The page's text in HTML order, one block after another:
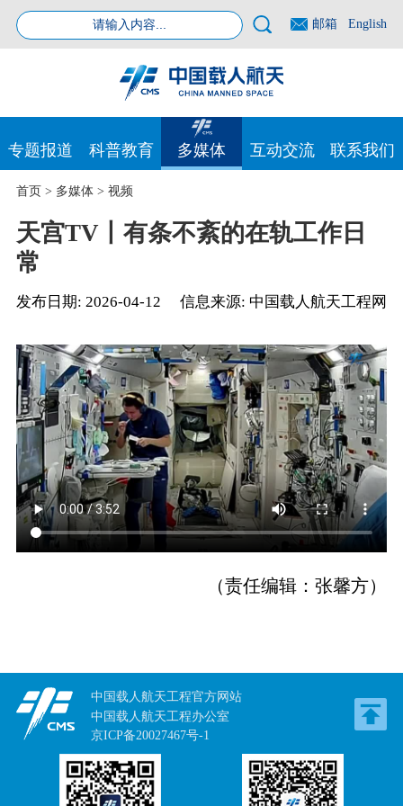
邮箱 English
专题报道 科普教育 多媒体 互动交流 联系我们
首页> 多媒体> 视频
天宫TV丨有条不紊的在轨工作日
常
发布日期: 2026-04-12 信息来源: 中国载人航天工程网
（责任编辑：张馨方）
中国载人航天工程官方网站
中国载人航天工程办公室
京ICP备20027467号-1